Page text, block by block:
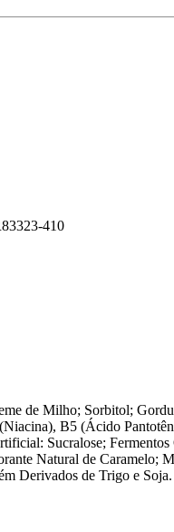
83323-410
de Milho; Sorbitol;
B5 (Ácido
Sucralose;
Natural de Caramelo;
Derivados de Trigo e